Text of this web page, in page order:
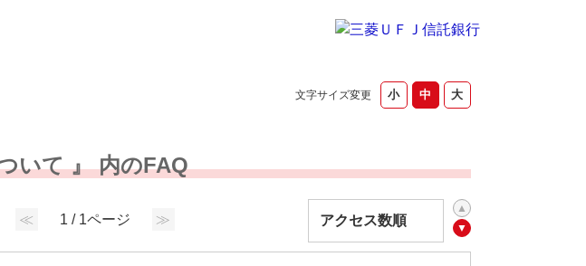
文字サイズ変更
いて 』 内のFAQ
≪ 1 / 1ページ ≫